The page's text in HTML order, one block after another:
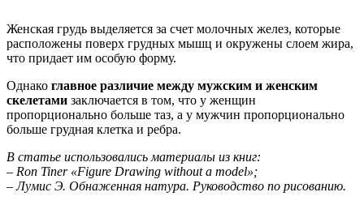
Женская грудь выделяется за счет молочных желез, которые
расположены поверх грудных мышц и окружены слоем жира,
что придает им особую форму.
Однако главное различие между мужским и женским
скелетами заключается в том, что у женщин
пропорционально больше таз, а у мужчин пропорционально
больше грудная клетка и ребра.
В статье использовались материалы из книг:
– Ron Tiner «Figure Drawing without a model»;
– Лумис Э. Обнаженная натура. Руководство по рисованию.